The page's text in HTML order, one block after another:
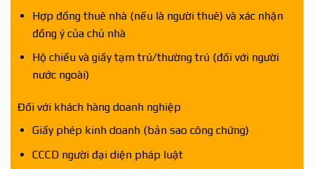
Hợp đồng thuê nhà (nếu là người thuê) và xác nhận
đồng ý của chủ nhà
Hộ chiếu và giấy tạm trú/thường trú (đối với người
nước ngoài)
Đối với khách hàng doanh nghiệp
Giấy phép kinh doanh (bản sao công chứng)
CCCD người đại diện pháp luật